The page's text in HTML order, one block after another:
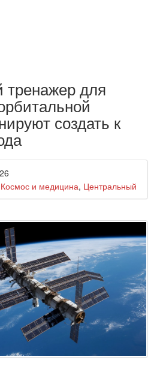
тренажер для
создать к
Космос и медицина, Центральный